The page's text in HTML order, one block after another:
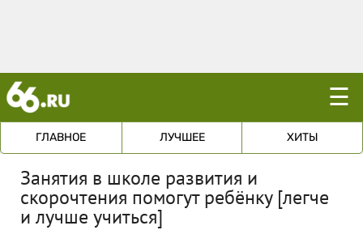
☰
ГЛАВНОЕ ЛУЧШЕЕ ХИТЫ
Занятия в школе развития и
скорочтения помогут ребёнку [легче
и лучше учиться]